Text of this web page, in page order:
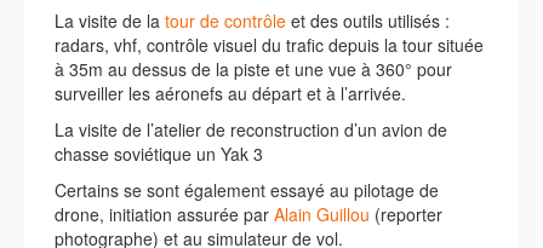
La visite de la tour de contrôle et des outils utilisés :
radars, vhf, contrôle visuel du trafic depuis la tour située
à 35m au dessus de la piste et une vue à 360° pour
surveiller les aéronefs au départ et à l’arrivée.
La visite de l’atelier de reconstruction d’un avion de
chasse soviétique un Yak 3
Certains se sont également essayé au pilotage de
drone, initiation assurée par Alain Guillou (reporter
photographe) et au simulateur de vol.